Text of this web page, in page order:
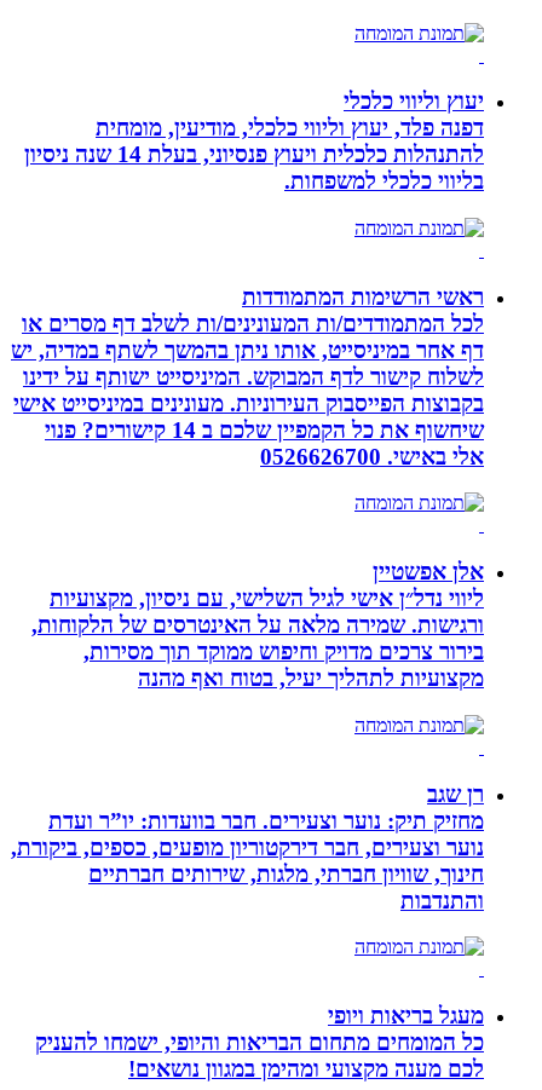
יעוץ וליווי כלכלי
דפנה פלד, יעוץ וליווי כלכלי, מודיעין, מומחית
להתנהלות כלכלית ויעוץ פנסיוני, בעלת 14 שנה ניסיון
בליווי כלכלי למשפחות.
ראשי הרשימות המתמודדות
לכל המתמודדים/ות המעונינים/ות לשלב דף מסרים או
דף אחר במיניסייט, אותו ניתן בהמשך לשתף במדיה, יש
לשלוח קישור לדף המבוקש. המיניסייט ישותף על ידינו
בקבוצות הפייסבוק העירוניות. מעונינים במיניסייט אישי
שיחשוף את כל הקמפיין שלכם ב 14 קישורים? פנוי
אלי באישי. 0526626700
אלן אפשטיין
ליווי נדל״ן אישי לגיל השלישי, עם ניסיון, מקצועיות
ורגישות. שמירה מלאה על האינטרסים של הלקוחות,
בירור צרכים מדויק וחיפוש ממוקד תוך מסירות,
מקצועיות לתהליך יעיל, בטוח ואף מהנה
רן שגב
מחזיק תיק: נוער וצעירים. חבר בוועדות: יו”ר ועדת
נוער וצעירים, חבר דירקטוריון מופעים, כספים, ביקורת,
חינוך, שוויון חברתי, מלגות, שירותים חברתיים
והתנדבות
מעגל בריאות ויופי
כל המומחים מתחום הבריאות והיופי, ישמחו להעניק
לכם מענה מקצועי ומהימן במגוון נושאים!